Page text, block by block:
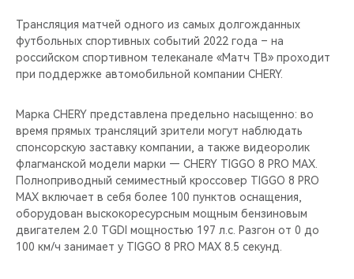
Трансляция матчей одного из самых долгожданных
футбольных спортивных событий 2022 года – на
российском спортивном телеканале «Матч ТВ» проходит
при поддержке автомобильной компании CHERY.
Марка CHERY представлена предельно насыщенно: во
время прямых трансляций зрители могут наблюдать
спонсорскую заставку компании, а также видеоролик
флагманской модели марки — CHERY TIGGO 8 PRO MAX.
Полноприводный семиместный кроссовер TIGGO 8 PRO
MAX включает в себя более 100 пунктов оснащения,
оборудован выскокоресурсным мощным бензиновым
двигателем 2.0 TGDI мощностью 197 л.с. Разгон от 0 до
100 км/ч занимает у TIGGO 8 PRO MAX 8.5 секунд.